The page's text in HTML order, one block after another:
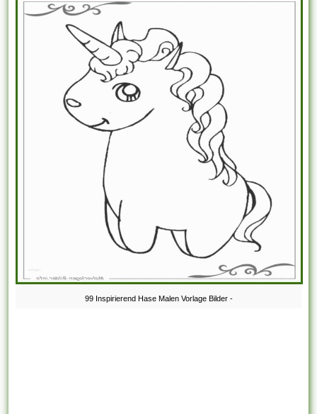
99 Inspirierend Hase Malen Vorlage Bilder -